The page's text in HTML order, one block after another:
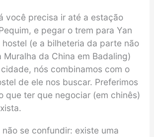
você precisa ir até a estação
e pegar o trem para Yan
hostel (e a bilheteria da parte não
Muralha da China em Badaling)
nós combinamos com o
de ele nos buscar. Preferimos
que ter que negociar (em chinês)
se confundir: existe uma